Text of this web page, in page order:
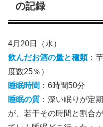
の記録
4月20日（水）
飲んだお酒の量と種類 ：
度数25％）
睡眠時間 ：6時間50分
睡眠の質 ：深い眠りが定
が、若干その時間と割合